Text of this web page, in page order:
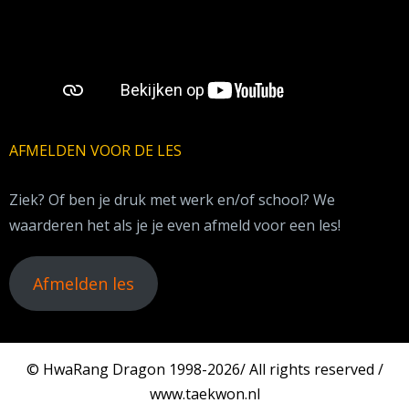
AFMELDEN VOOR DE LES
Ziek? Of ben je druk met werk en/of school? We
waarderen het als je je even afmeld voor een les!
Afmelden les
© HwaRang Dragon 1998-2026/ All rights reserved /
www.taekwon.nl